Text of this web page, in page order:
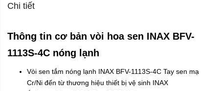
Chi tiết
Thông tin cơ bản vòi hoa sen INAX BFV-
1113S-4C nóng lạnh
Vòi sen tắm nóng lạnh INAX BFV-1113S-4C Tay sen mạ
Cr/Ni đến từ thương hiệu thiết bị vệ sinh INAX